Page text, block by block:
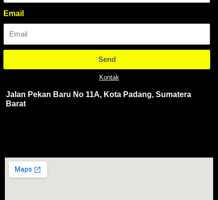
Email
Send
Kontak
Jalan Pekan Baru No 11A, Kota Padang, Sumatera
Barat